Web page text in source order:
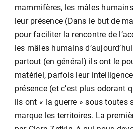
mammifères, les mâles
leur présence (Dans le but de
pour faciliter la rencontre de
les mâles humains
partout (en général) ils ont le
matériel, parfois leur
présence (et c’est plus odorant
ils ont « la guerre » sous toutes
marque les territoires. La